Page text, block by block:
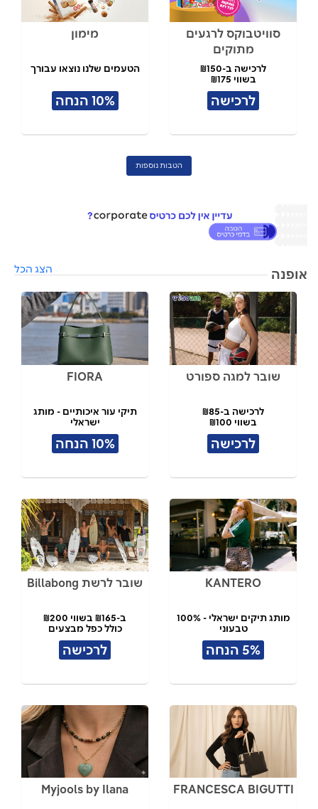
סוויטבוקס לרגעים
מתוקים
לרכישה ב-₪150
בשווי ₪175
לרכישה
מימון
הטעמים שלנו נוצאו עבורך
10% הנחה
הטבות נוספות
אופנה הצג הכל
שובר למגה ספורט
לרכישה ב-₪85
בשווי ₪100
לרכישה
FIORA
תיקי עור איכותיים - מותג
ישראלי
10% הנחה
KANTERO
מותג תיקים ישראלי - 100%
טבעוני
תל אביב
5% הנחה
שובר לרשת Billabong
ב-₪165 בשווי ₪200
כולל כפל מבצעים
לרכישה
FRANCESCA BIGUTTI
Myjools by Ilana